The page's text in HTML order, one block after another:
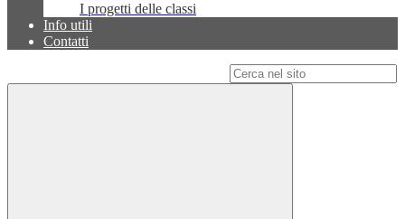
I progetti delle classi
Info utili
Contatti